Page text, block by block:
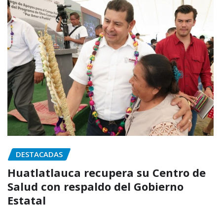
DESTACADAS
Huatlatlauca recupera su Centro de
Salud con respaldo del Gobierno
Estatal